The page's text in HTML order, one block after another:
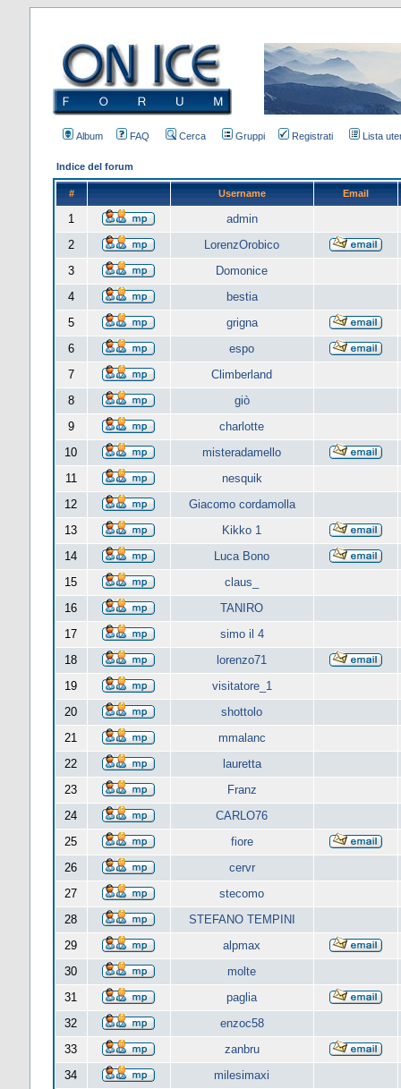
Album FAQ Cerca Gruppi Registrati Lista
Indice del forum
# Username Email
1
admin
2
LorenzOrobico
3
Domonice
4
bestia
5
grigna
6
espo
7
Climberland
8
giò
9
charlotte
10
misteradamello
11
nesquik
12
Giacomo cordamolla
13
Kikko 1
14
Luca Bono
15
claus_
16
TANIRO
17
simo il 4
18
lorenzo71
19
visitatore_1
20
shottolo
21
mmalanc
22
lauretta
23
Franz
24
CARLO76
25
fiore
26
cervr
27
stecomo
28
STEFANO TEMPINI
29
alpmax
30
molte
31
paglia
32
enzoc58
33
zanbru
34
milesimaxi